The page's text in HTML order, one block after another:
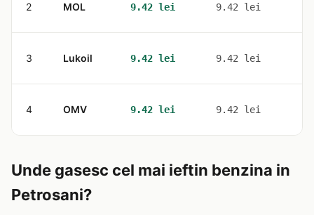
2 MOL 9.42 lei 9.42 lei
3 Lukoil 9.42 lei 9.42 lei
4 OMV 9.42 lei 9.42 lei
Unde gasesc cel mai ieftin benzina in
Petrosani?